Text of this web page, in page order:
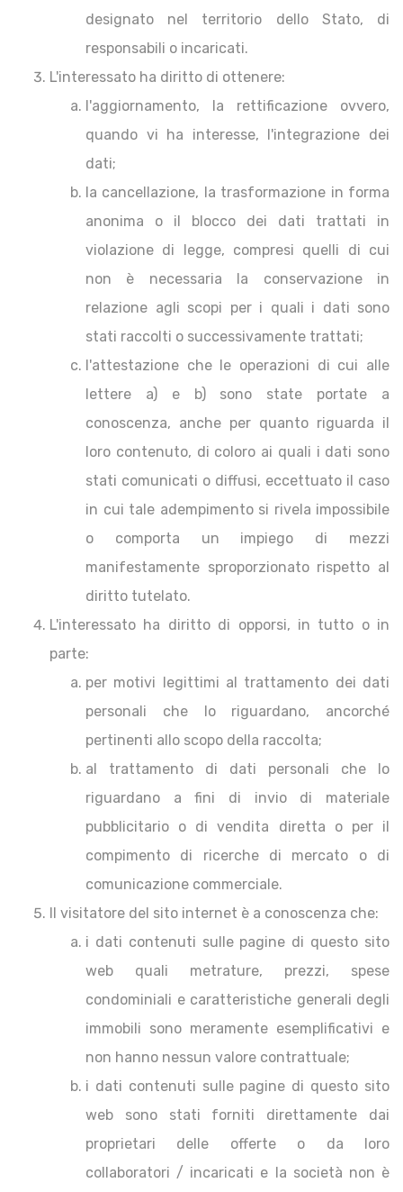
designato nel territorio dello Stato, di
responsabili o incaricati.
L'interessato ha diritto di ottenere:
l'aggiornamento, la rettificazione ovvero,
quando vi ha interesse, l'integrazione dei
dati;
la cancellazione, la trasformazione in forma
anonima o il blocco dei dati trattati in
violazione di legge, compresi quelli di cui
non è necessaria la conservazione in
relazione agli scopi per i quali i dati sono
stati raccolti o successivamente trattati;
l'attestazione che le operazioni di cui alle
lettere a) e b) sono state portate a
conoscenza, anche per quanto riguarda il
loro contenuto, di coloro ai quali i dati sono
stati comunicati o diffusi, eccettuato il caso
in cui tale adempimento si rivela impossibile
o comporta un impiego di mezzi
manifestamente sproporzionato rispetto al
diritto tutelato.
L'interessato ha diritto di opporsi, in tutto o in
parte:
per motivi legittimi al trattamento dei dati
personali che lo riguardano, ancorché
pertinenti allo scopo della raccolta;
al trattamento di dati personali che lo
riguardano a fini di invio di materiale
pubblicitario o di vendita diretta o per il
compimento di ricerche di mercato o di
comunicazione commerciale.
Il visitatore del sito internet è a conoscenza che:
i dati contenuti sulle pagine di questo sito
web quali metrature, prezzi, spese
condominiali e caratteristiche generali degli
immobili sono meramente esemplificativi e
non hanno nessun valore contrattuale;
i dati contenuti sulle pagine di questo sito
web sono stati forniti direttamente dai
proprietari delle offerte o da loro
collaboratori / incaricati e la società non è